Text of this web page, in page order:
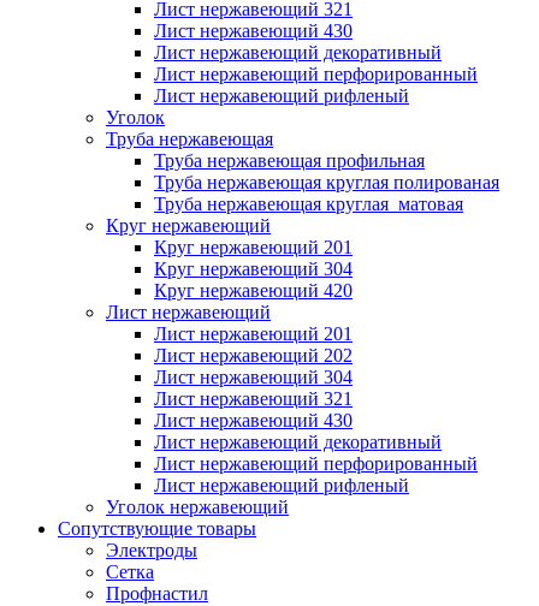
Лист нержавеющий 321
Лист нержавеющий 430
Лист нержавеющий декоративный
Лист нержавеющий перфорированный
Лист нержавеющий рифленый
Уголок
Труба нержавеющая
Труба нержавеющая профильная
Труба нержавеющая круглая полированая
Труба нержавеющая круглая матовая
Круг нержавеющий
Круг нержавеющий 201
Круг нержавеющий 304
Круг нержавеющий 420
Лист нержавеющий
Лист нержавеющий 201
Лист нержавеющий 202
Лист нержавеющий 304
Лист нержавеющий 321
Лист нержавеющий 430
Лист нержавеющий декоративный
Лист нержавеющий перфорированный
Лист нержавеющий рифленый
Уголок нержавеющий
Cопутствующие товары
Электроды
Сетка
Профнастил